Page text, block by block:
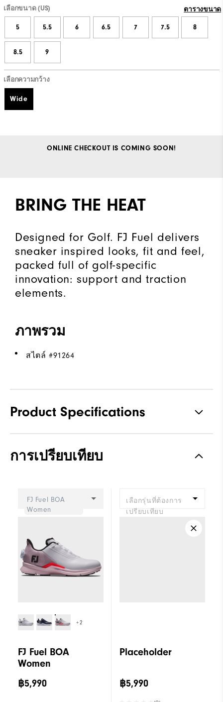
เลือกขนาด (US) ตารางขนาด
5 5.5 6 6.5 7 7.5 8
8.5 9
เลือกความกว้าง
Wide
ONLINE CHECKOUT IS COMING SOON!
BRING THE HEAT
Designed for Golf. FJ Fuel delivers
sneaker inspired looks, fit and feel,
packed full of golf-specific
innovation: support and traction
elements.
ภาพรวม
สไตล์ #91264
Product Specifications
การเปรียบเทียบ
FJ Fuel BOA
Women
+2
FJ Fuel BOA
Women
฿5,990
เลือกรุ่นที่ต้องการ
เปรียบเทียบ
Placeholder
฿5,990